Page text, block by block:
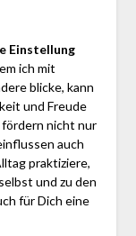
Einstellung
ich mit
blicke, kann
und Freude
nicht nur
auch
praktiziere,
und zu den
für Dich eine